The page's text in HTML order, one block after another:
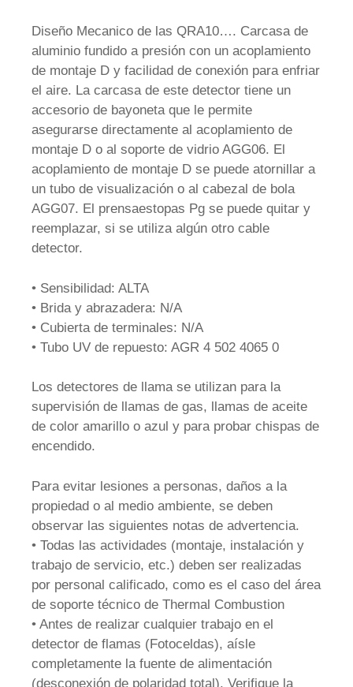
Diseño Mecanico de las QRA10…. Carcasa de
aluminio fundido a presión con un acoplamiento
de montaje D y facilidad de conexión para enfriar
el aire. La carcasa de este detector tiene un
accesorio de bayoneta que le permite
asegurarse directamente al acoplamiento de
montaje D o al soporte de vidrio AGG06. El
acoplamiento de montaje D se puede atornillar a
un tubo de visualización o al cabezal de bola
AGG07. El prensaestopas Pg se puede quitar y
reemplazar, si se utiliza algún otro cable
detector.
• Sensibilidad: ALTA
• Brida y abrazadera: N/A
• Cubierta de terminales: N/A
• Tubo UV de repuesto: AGR 4 502 4065 0
Los detectores de llama se utilizan para la
supervisión de llamas de gas, llamas de aceite
de color amarillo o azul y para probar chispas de
encendido.
Para evitar lesiones a personas, daños a la
propiedad o al medio ambiente, se deben
observar las siguientes notas de advertencia.
• Todas las actividades (montaje, instalación y
trabajo de servicio, etc.) deben ser realizadas
por personal calificado, como es el caso del área
de soporte técnico de Thermal Combustion
• Antes de realizar cualquier trabajo en el
detector de flamas (Fotoceldas), aísle
completamente la fuente de alimentación
(desconexión de polaridad total). Verifique la